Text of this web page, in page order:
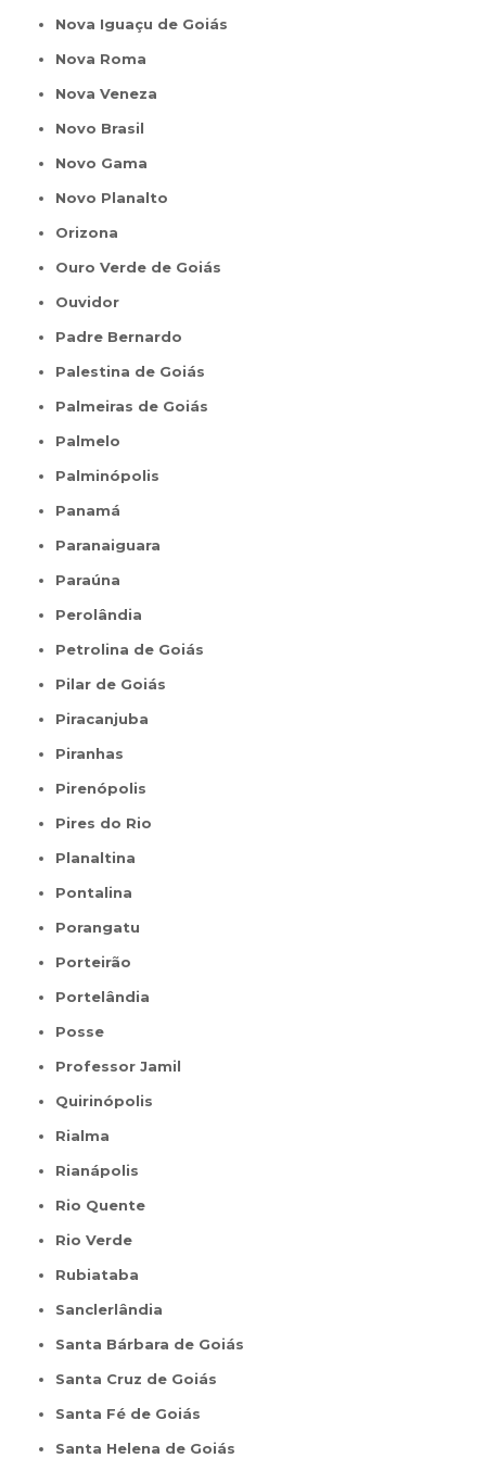
Nova Iguaçu de Goiás
Nova Roma
Nova Veneza
Novo Brasil
Novo Gama
Novo Planalto
Orizona
Ouro Verde de Goiás
Ouvidor
Padre Bernardo
Palestina de Goiás
Palmeiras de Goiás
Palmelo
Palminópolis
Panamá
Paranaiguara
Paraúna
Perolândia
Petrolina de Goiás
Pilar de Goiás
Piracanjuba
Piranhas
Pirenópolis
Pires do Rio
Planaltina
Pontalina
Porangatu
Porteirão
Portelândia
Posse
Professor Jamil
Quirinópolis
Rialma
Rianápolis
Rio Quente
Rio Verde
Rubiataba
Sanclerlândia
Santa Bárbara de Goiás
Santa Cruz de Goiás
Santa Fé de Goiás
Santa Helena de Goiás